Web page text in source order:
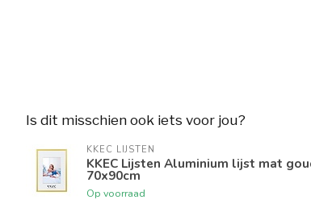
Is dit misschien ook iets voor jou?
KKEC LIJSTEN
KKEC Lijsten Aluminium lijst mat
70x90cm
Op voorraad